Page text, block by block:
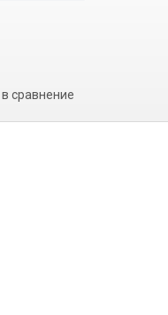
сравнение